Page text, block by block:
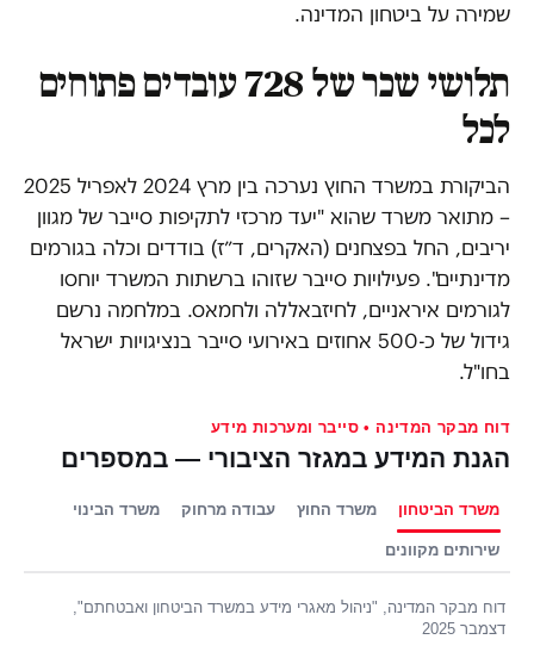
שמירה על ביטחון המדינה.
תלושי שכר של 728 עובדים פתוחים
לכל
הביקורת במשרד החוץ נערכה בין מרץ 2024 לאפריל 2025
– מתואר משרד שהוא "יעד מרכזי לתקיפות סייבר של מגוון
יריבים, החל בפצחנים (האקרים, ד״ז) בודדים וכלה בגורמים
מדינתיים". פעילויות סייבר שזוהו ברשתות המשרד יוחסו
לגורמים איראניים, לחיזבאללה ולחמאס. במלחמה נרשם
גידול של כ-500 אחוזים באירועי סייבר בנציגויות ישראל
בחו"ל.
דוח מבקר המדינה • סייבר ומערכות מידע
הגנת המידע במגזר הציבורי — במספרים
משרד הביטחון משרד החוץ עבודה מרחוק משרד הבינוי
שירותים מקוונים
דוח מבקר המדינה, "ניהול מאגרי מידע במשרד הביטחון ואבטחתם",
דצמבר 2025